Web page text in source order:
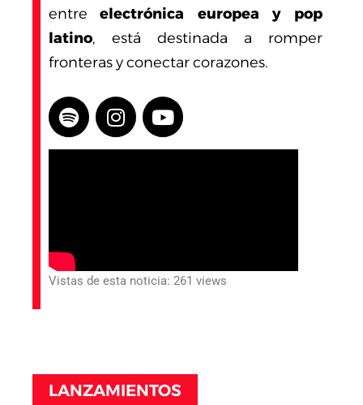
entreelectrónica europea y pop
latino, está destinada a romper
fronteras y conectar corazones.
Vistas de esta noticia: 261 views
LANZAMIENTOS